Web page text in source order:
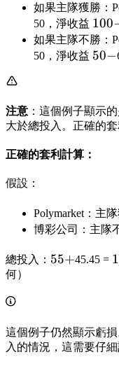
如果主隊獲勝：
50，淨收益 100
-
100
如果主隊不勝：
50，淨收益 50
50−
注意 ：這個例子顯示
大於總投入。正確的
正確的套利計算：
假設：
Polymarket：主
博彩公司：主隊
總投入： 55
55+45.45 =
何）
這個例子仍然顯示虧
入的情況，這需要仔